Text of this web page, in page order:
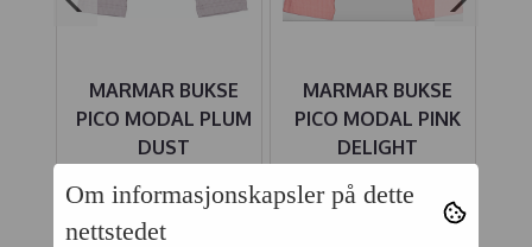
MARMAR BUKSE
PICO MODAL PLUM
DUST
147,-
Kjøp
MARMAR BUKSE
PICO MODAL PINK
DELIGHT
191,-
Om informasjonskapsler på dette
nettstedet